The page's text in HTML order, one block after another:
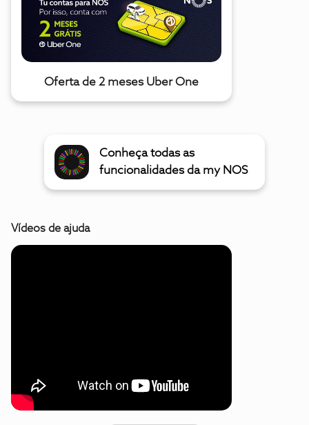
Oferta de 2 meses Uber One
Conheça todas as
funcionalidades da my NOS
Vídeos de ajuda